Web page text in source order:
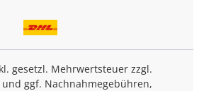
gesetzl. Mehrwertsteuer zzgl.
und ggf. Nachnahmegebühren,